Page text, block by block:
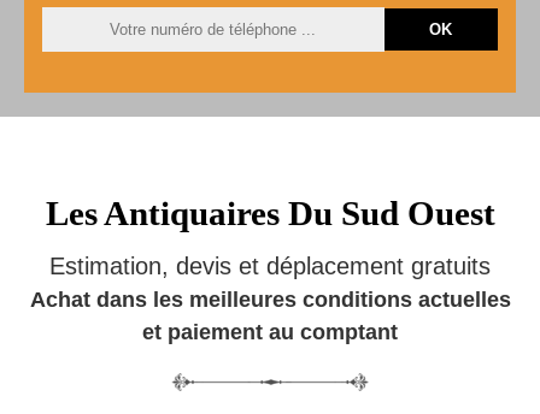
Les Antiquaires Du Sud Ouest
Estimation, devis et déplacement gratuits
Achat dans les meilleures conditions actuelles
et paiement au comptant